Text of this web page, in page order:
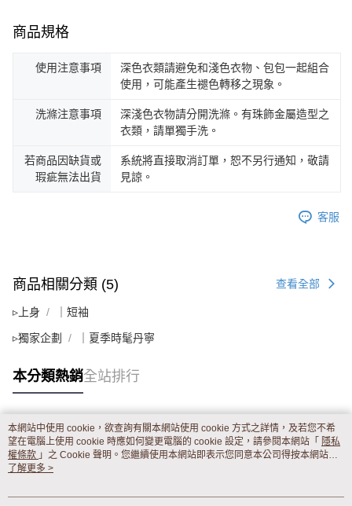
商品規格
使用注意事項
深色衣類請避免和淺色衣物、包包一起組合
使用，可能產生褪色轉移之現象。
洗滌注意事項
深淺色衣物請分開洗滌。有珠飾金屬造型之
衣類，請單獨手洗。
若商品因缺貨或
瑕疵無法出貨
系統將直接取消訂單，恕不另行通知，敬請
見諒。
客服
商品相關分類 (5) 查看全部
▹上身 ｜短袖
▹獨家企劃 ｜夏季時髦丹寧
本分類熱銷全站排行
熱門標籤
本網站中使用 cookie，欲查詢有關本網站使用 cookie 方式之詳情，及若您不希
望在電腦上使用 cookie 時應如何變更電腦的 cookie 設定，請參閱本網站「 隱私
權條款 」之 Cookie 聲明。您繼續使用本網站即表示您同意本公司得按本網站使
用條款之 Cookie 聲明使用 cookie。
了解更多 >